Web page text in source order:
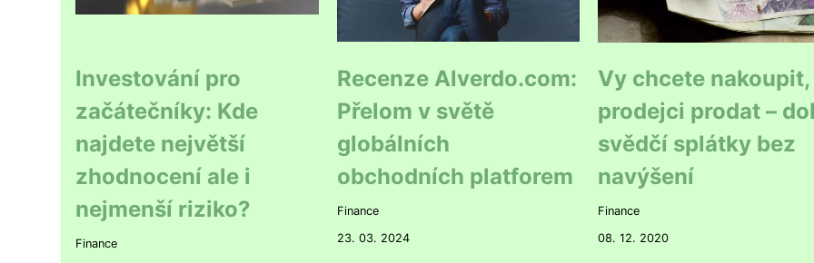
Investování pro
začátečníky: Kde
najdete největší
zhodnocení ale i
nejmenší riziko?
Finance
Recenze Alverdo.com:
Přelom v světě
globálních
obchodních platforem
Finance
23. 03. 2024
Vy chcete nakoupit,
prodejci prodat –
svědčí splátky bez
navýšení
Finance
08. 12. 2020